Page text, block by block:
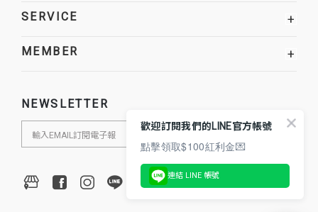
SERVICE +
MEMBER +
NEWSLETTER
歡迎訂閱我們的LINE官方帳號
點擊領取$100紅利金💌
連結 LINE 帳號